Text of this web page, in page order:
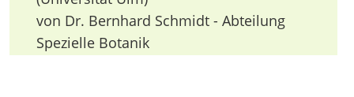
von Dr. Bernhard Schmidt - Abteilung
Spezielle Botanik